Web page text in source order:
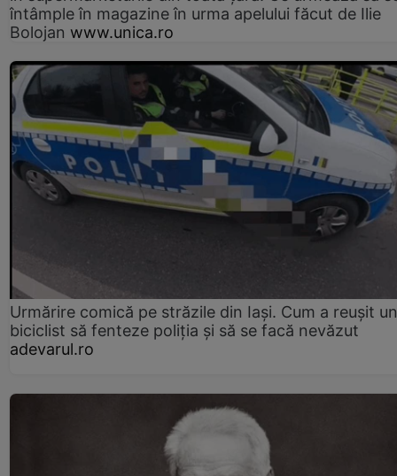
întâmple în magazine în urma apelului făcut de Ilie
Bolojan www.unica.ro
Urmărire comică pe străzile din Iași. Cum a reușit un
biciclist să fenteze poliția și să se facă nevăzut
adevarul.ro